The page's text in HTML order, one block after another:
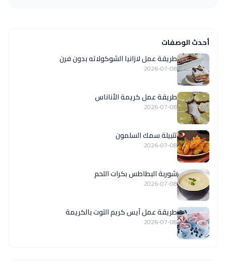
أحدث الوصفات
طريقة عمل لازانيا الشوكولاته بدون فرن
2026-07-08
طريقة عمل كريمة الأناناس
2026-07-08
تتبيلة سمك السلمون
2026-07-08
شوربة البطاطس بكرات اللحم
2026-07-08
طريقة عمل آيس كريم التوت بالكريمة
2026-07-08